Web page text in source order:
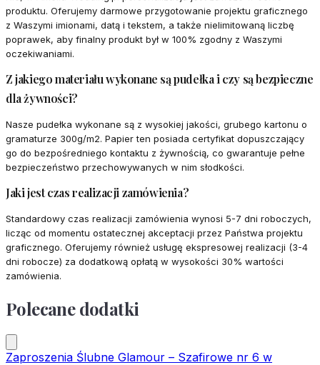
produktu. Oferujemy darmowe przygotowanie projektu graficznego
z Waszymi imionami, datą i tekstem, a także nielimitowaną liczbę
poprawek, aby finalny produkt był w 100% zgodny z Waszymi
oczekiwaniami.
Z jakiego materiału wykonane są pudełka i czy są bezpieczne
dla żywności?
Nasze pudełka wykonane są z wysokiej jakości, grubego kartonu o
gramaturze 300g/m2. Papier ten posiada certyfikat dopuszczający
go do bezpośredniego kontaktu z żywnością, co gwarantuje pełne
bezpieczeństwo przechowywanych w nim słodkości.
Jaki jest czas realizacji zamówienia?
Standardowy czas realizacji zamówienia wynosi 5-7 dni roboczych,
licząc od momentu ostatecznej akceptacji przez Państwa projektu
graficznego. Oferujemy również usługę ekspresowej realizacji (3-4
dni robocze) za dodatkową opłatą w wysokości 30% wartości
zamówienia.
Polecane dodatki
Zaproszenia Ślubne Glamour – Szafirowe nr 6 w